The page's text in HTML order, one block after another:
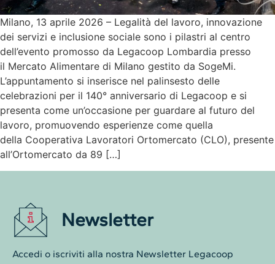
Milano, 13 aprile 2026 – Legalità del lavoro, innovazione
dei servizi e inclusione sociale sono i pilastri al centro
dell’evento promosso da Legacoop Lombardia presso
il Mercato Alimentare di Milano gestito da SogeMi.
L’appuntamento si inserisce nel palinsesto delle
celebrazioni per il 140° anniversario di Legacoop e si
presenta come un’occasione per guardare al futuro del
lavoro, promuovendo esperienze come quella
della Cooperativa Lavoratori Ortomercato (CLO), presente
all’Ortomercato da 89 […]
Newsletter
Accedi o iscriviti alla nostra Newsletter Legacoop